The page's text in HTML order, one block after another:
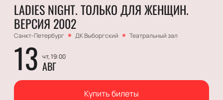
LADIES NIGHT. ТОЛЬКО ДЛЯ ЖЕНЩИН.
ВЕРСИЯ 2002
Санкт-Петербург ДК Выборгский Театральный зал
13 чт, 19:00
АВГ
Купить билеты